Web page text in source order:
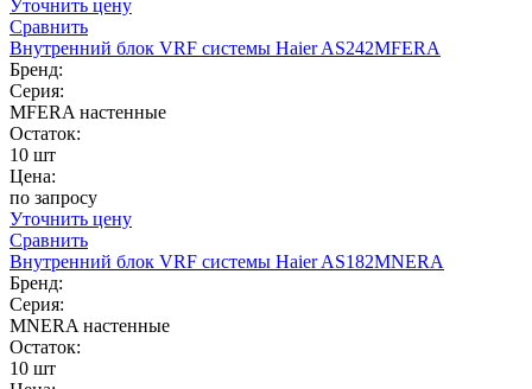
Уточнить цену
Сравнить
Внутренний блок VRF системы Haier AS242MFERA
Бренд:
Серия:
MFERA настенные
Остаток:
10 шт
Цена:
по запросу
Уточнить цену
Сравнить
Внутренний блок VRF системы Haier AS182MNERA
Бренд:
Серия:
MNERA настенные
Остаток:
10 шт